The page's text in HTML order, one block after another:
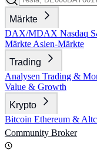
Märkte
DAX/MDAX Nasdaq
Märkte Asien-Märkte
Trading
Analysen Trading &
Value & Growth
Krypto
Bitcoin Ethereum &
Community Broker